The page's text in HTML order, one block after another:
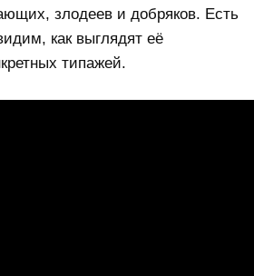
злодеев и добряков. Есть
как выглядят её
типажей.